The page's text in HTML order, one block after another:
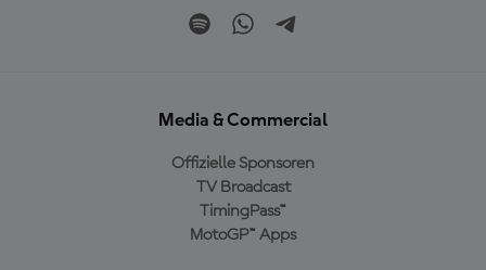
Media & Commercial
Offizielle Sponsoren
TV Broadcast
TimingPass™
MotoGP™ Apps